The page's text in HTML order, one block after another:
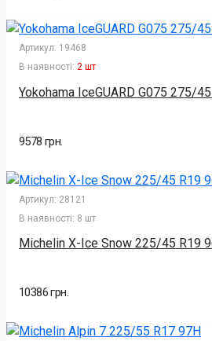
Артикул: 19468
В наявності: 2 шт
Yokohama IceGUARD G075 275/
9578 грн.
Артикул: 28121
В наявності: 8 шт
Michelin X-Ice Snow 225/45 R19
10386 грн.